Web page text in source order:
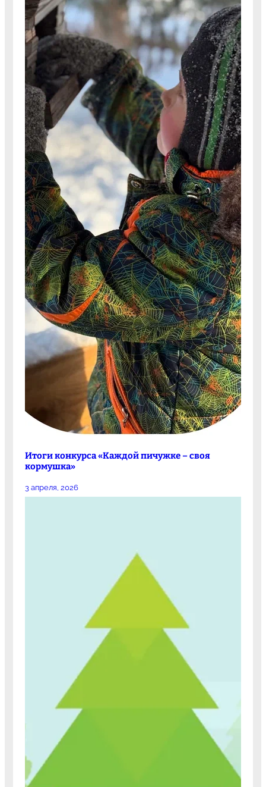
Итоги конкурса «Каждой пичужке – своя
кормушка»
3 апреля, 2026